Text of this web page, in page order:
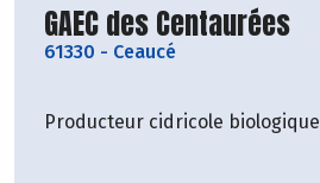
Découvrir le producteur
GAEC des Centaurées
61330 - Ceaucé
Producteur cidricole biologique